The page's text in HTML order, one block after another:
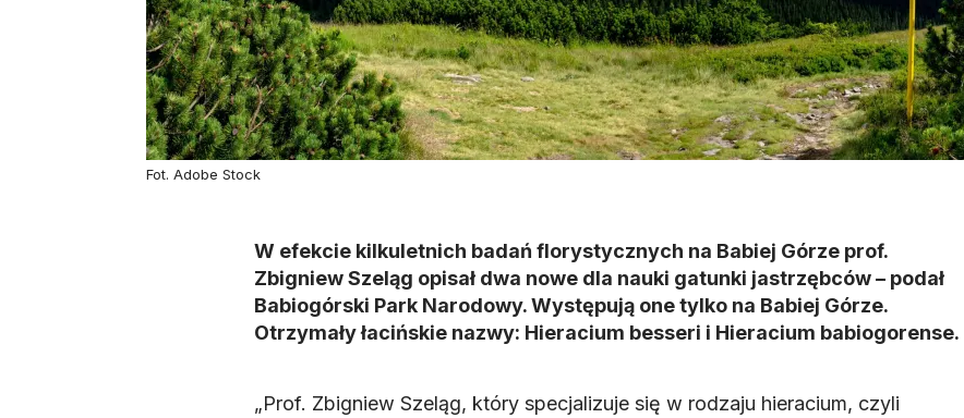
Fot. Adobe Stock
W efekcie kilkuletnich badań florystycznych na Babiej Górze prof.
Zbigniew Szeląg opisał dwa nowe dla nauki gatunki jastrzębców – podał
Babiogórski Park Narodowy. Występują one tylko na Babiej Górze.
Otrzymały łacińskie nazwy: Hieracium besseri i Hieracium babiogorense.
„Prof. Zbigniew Szeląg, który specjalizuje się w rodzaju hieracium, czyli